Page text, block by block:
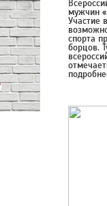
мужчин
Участие
спорта
борцов.